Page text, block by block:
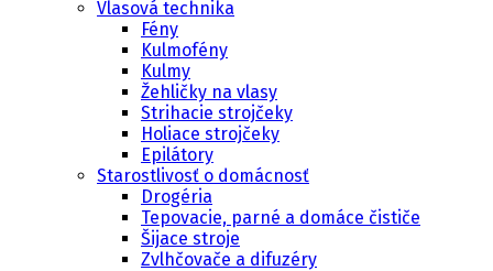
Vlasová technika
Fény
Kulmofény
Kulmy
Žehličky na vlasy
Strihacie strojčeky
Holiace strojčeky
Epilátory
Starostlivosť o domácnosť
Drogéria
Tepovacie, parné a domáce čističe
Šijace stroje
Zvlhčovače a difuzéry